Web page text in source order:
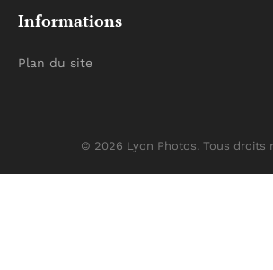
Informations
Plan du site
© 2026 Lyon Photos. Tous droits